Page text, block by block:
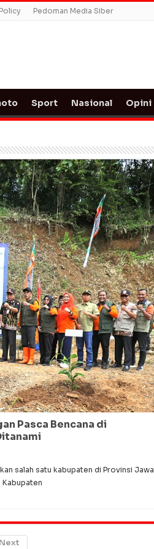
Pedoman Media Siber
Sport Nasional Opini
Pasca Bencana di
salah satu kabupaten di Provinsi Jawa
Next